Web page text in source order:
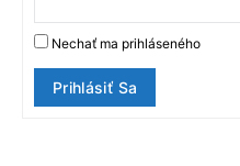
Nechať ma prihláseného
Prihlásiť Sa